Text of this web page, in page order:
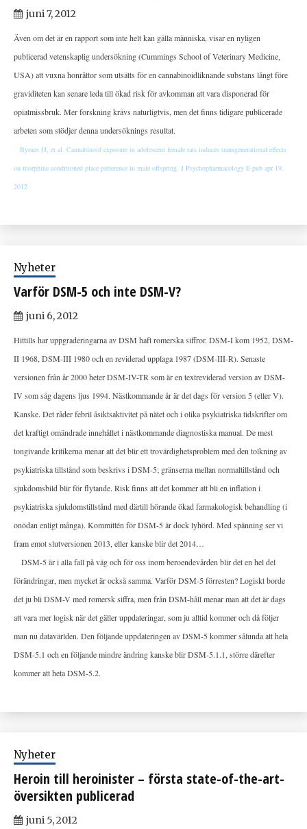
juni 7, 2012
Även om det är en rapport som inte helt kan gälla människa, visar en nyligen
publicerad vetenskaplig undersökning (Cummings School of Veterinary Medicine,
USA) att vuxna honråttor som utsätts för en cannabinoidliknande substans långt före
graviditeten kan senare leda till ökad risk för avkomman att vara disponerad för
opiatmissbruk. Mer forskning krävs naturligtvis, men det finns tidigare publicerade
arbeten som stödjer denna undersöknings resultat.
Byrnes JJ, et al. Cannabinoid exposure in adolescent female rats induces transgenerational effects
on morphine conditioned place preference in male offspring. J Psychopharmacology E-pub apr 19,
2012
Nyheter
Varför DSM-5 och inte DSM-V?
juni 6, 2012
Hittills har uppgraderingarna av DSM haft romerska siffror. DSM-I kom 1952, DSM-
II 1968, DSM-III 1980 och en reviderad upplaga 1987 (DSM-III-R). Senaste
versionen från år 2000 heter DSM-IV-TR som är en textreviderad version av DSM-
IV som såg dagens ljus 1994. Nästkommande år är det dags för version 5 (eller V).
Kanske. Det råder febril åsiktsaktivitet på nätet och i olika psykiatriska tidskrifter om
det kraftigt omändrade innehållet i nästkommande diagnostiska manual. De mest
tongivande kritikerna menar att det blir ett trovärdighetsproblem med den tolkning av
psykiatriska tillstånd som beskrivs i DSM-5; gränserna mellan normaltillstånd och
sjukdomsbild blir för flytande. Risk finns att det kommer att bli en inflation i
psykiatriska sjukdomstillstånd med därtill hörande ökad farmakologisk behandling (i
onödan enligt många). Kommittén för DSM-5 är dock lyhörd. Med spänning ser vi
fram emot slutversionen 2013, eller kanske blir det 2014…
DSM-5 är i alla fall på väg och för oss inom beroendevården blir det en hel del
förändringar, men mycket är också samma. Varför DSM-5 förresten? Logiskt borde
det ju bli DSM-V med romersk siffra, men från DSM-håll menar man att det är dags
att vara mer logisk när det gäller uppdateringar, som ju alltid kommer och då följer
man nu datavärlden. Den följande uppdateringen av DSM-5 kommer sålunda att hela
DSM-5.1 och en följande mindre ändring kanske blir DSM-5.1.1, större därefter
kommer att heta DSM-5.2.
Nyheter
Heroin till heroinister – första state-of-the-art-
översikten publicerad
juni 5, 2012